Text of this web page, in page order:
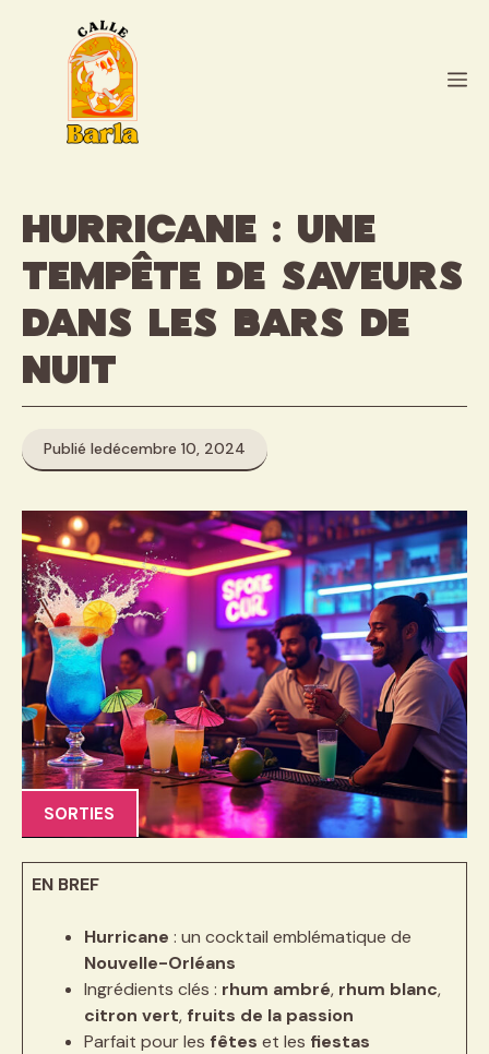
Hurricane : une
tempête de saveurs
dans les bars de
nuit
Publié ledécembre 10, 2024
SORTIES
EN BREF
Hurricane : un cocktail emblématique de
Nouvelle-Orléans
Ingrédients clés : rhum ambré, rhum blanc,
citron vert, fruits de la passion
Parfait pour les fêtes et les fiestas